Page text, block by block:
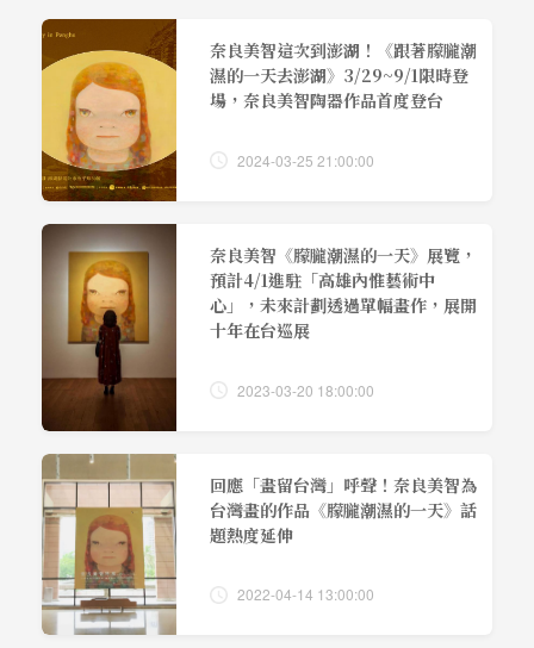
奈良美智這次到澎湖！《跟著朦朧潮
濕的一天去澎湖》3/29~9/1限時登
場，奈良美智陶器作品首度登台
2024-03-25 21:00:00
奈良美智《朦朧潮濕的一天》展覽，
預計4/1進駐「高雄內惟藝術中
心」，未來計劃透過單幅畫作，展開
十年在台巡展
2023-03-20 18:00:00
回應「畫留台灣」呼聲！奈良美智為
台灣畫的作品《朦朧潮濕的一天》話
題熱度延伸
2022-04-14 13:00:00